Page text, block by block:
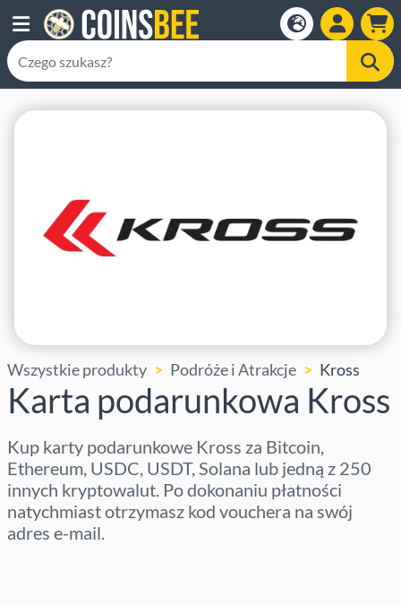
Wszystkie produkty Podróże i Atrakcje Kross
Karta podarunkowa Kross
Kup karty podarunkowe Kross za Bitcoin,
Ethereum, USDC, USDT, Solana lub jedną z 250
innych kryptowalut. Po dokonaniu płatności
natychmiast otrzymasz kod vouchera na swój
adres e-mail.